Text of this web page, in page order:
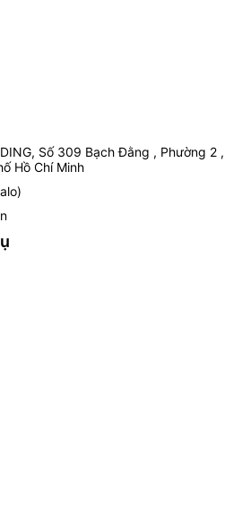
Số 309 Bạch Đằng , Phường 2 ,
Hồ Chí Minh